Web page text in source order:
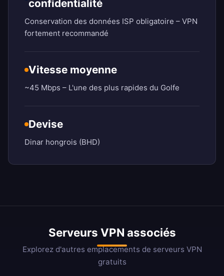
confidentialité
Conservation des données ISP obligatoire – VPN
fortement recommandé
Vitesse moyenne
~45 Mbps – L'une des plus rapides du Golfe
Devise
Dinar hongrois (BHD)
Serveurs VPN associés
Explorez d'autres emplacements de serveurs VPN
gratuits